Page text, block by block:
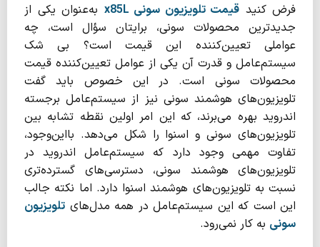
فرض کنید قیمت تلویزیون سونی x85L به‌عنوان یکی از
جدیدترین محصولات سونی، برایتان سؤال است، چه
عواملی تعیین‌کننده این قیمت است؟ بی شک
سیستم‌عامل و قدرت آن یکی از عوامل تعیین‌کننده قیمت
محصولات سونی است. در این خصوص باید گفت
تلویزیون‌های هوشمند سونی نیز از سیستم‌عامل برجسته
اندروید بهره می‌برند، که این امر اولین نقطه تشابه بین
تلویزیون‌های سونی و اسنوا را شکل می‌دهد. بااین‌وجود،
تفاوت مهمی وجود دارد که سیستم‌عامل اندروید در
تلویزیون‌های هوشمند سونی، دسترسی‌های گسترده‌تری
نسبت به تلویزیون‌های هوشمند اسنوا دارد. اما نکته جالب
این است که این سیستم‌عامل در همه مدل‌های تلویزیون
سونی به کار نمی‌رود.